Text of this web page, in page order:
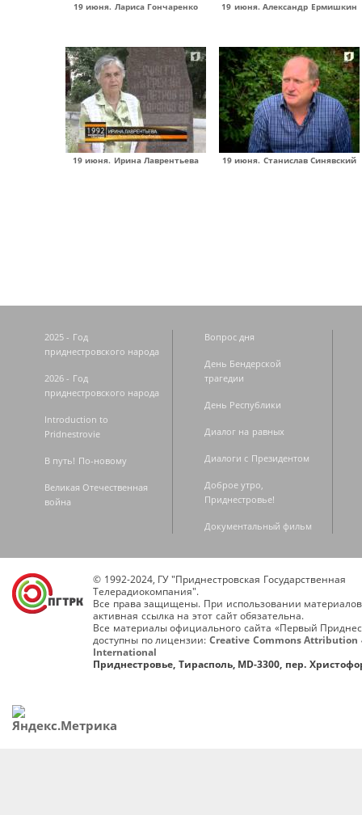
19 июня. Лариса Гончаренко 19 июня. Александр Ермишкин
19 июня. Ирина Лаврентьева 19 июня. Станислав Синявский
2025 - Год
приднестровского народа
2026 - Год
приднестровского народа
Introduction to
Pridnestrovie
В путь! По-новому
Великая Отечественная
война
Вопрос дня
День Бендерской
трагедии
День Республики
Диалог на равных
Диалоги с Президентом
Доброе утро,
Приднестровье!
Документальный фильм
© 1992-2024, ГУ "Приднестровская Государственная
Телерадиокомпания".
Все права защищены. При использовании
активная ссылка на этот сайт обязательна.
Все материалы официального сайта «Первый
доступны по лицензии: Creative Commons Attribution
International
Приднестровье, Тирасполь, MD-3300, пер.